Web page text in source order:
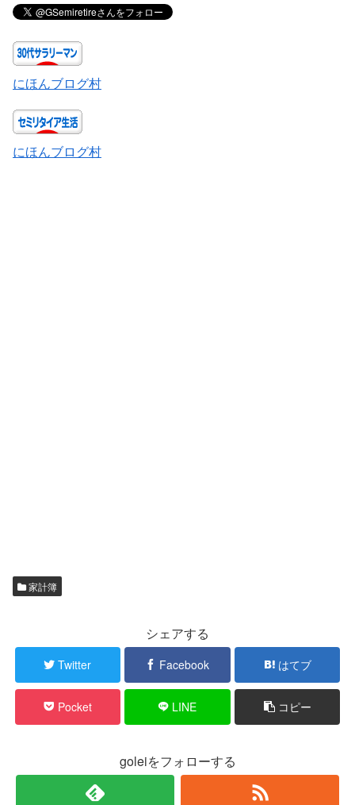
にほんブログ村
にほんブログ村
家計簿
シェアする
Twitter Facebook はてブ
Pocket LINE コピー
goleiをフォローする